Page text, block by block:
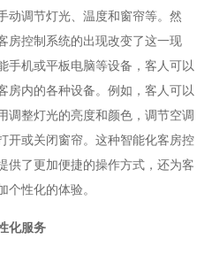
动调节灯光、温度和窗帘等。然
房控制系统的出现改变了这一现
手机或平板电脑等设备，客人可以
房内的各种设备。例如，客人可以
调整灯光的亮度和颜色，调节空调
开或关闭窗帘。这种智能化客房控
供了更加便捷的操作方式，还为客
个性化的体验。
化服务